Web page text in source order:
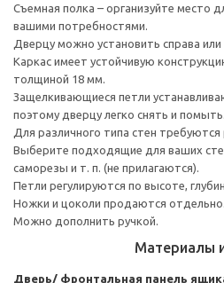
Съемная полка – организуйте место
вашими потребностями.
Дверцу можно установить справа или
Каркас имеет устойчивую
толщиной 18 мм.
Защелкивающиеся петли
поэтому дверцу легко снять и помыть.
Для различного типа стен
Выберите подходящие для ваших
саморезы и т. п. (не прилагаются).
Петли регулируются по высоте,
Ножки и цоколи продаются отдельно.
Можно дополнить ручкой.
Материалы
Дверь/ фронтальная панель